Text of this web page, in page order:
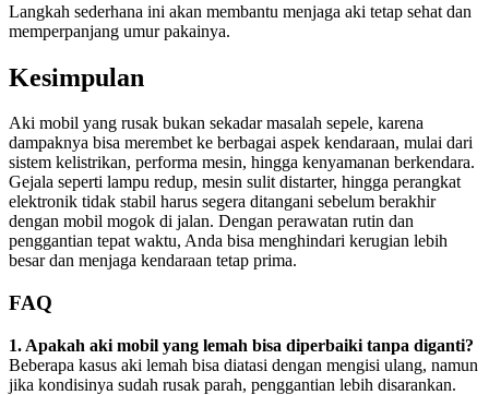
Langkah sederhana ini akan membantu menjaga aki tetap sehat dan
memperpanjang umur pakainya.
Kesimpulan
Aki mobil yang rusak bukan sekadar masalah sepele, karena
dampaknya bisa merembet ke berbagai aspek kendaraan, mulai dari
sistem kelistrikan, performa mesin, hingga kenyamanan berkendara.
Gejala seperti lampu redup, mesin sulit distarter, hingga perangkat
elektronik tidak stabil harus segera ditangani sebelum berakhir
dengan mobil mogok di jalan. Dengan perawatan rutin dan
penggantian tepat waktu, Anda bisa menghindari kerugian lebih
besar dan menjaga kendaraan tetap prima.
FAQ
1. Apakah aki mobil yang lemah bisa diperbaiki tanpa diganti?
Beberapa kasus aki lemah bisa diatasi dengan mengisi ulang, namun
jika kondisinya sudah rusak parah, penggantian lebih disarankan.